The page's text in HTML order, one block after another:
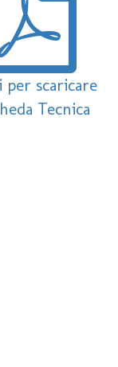
per scaricare
Tecnica